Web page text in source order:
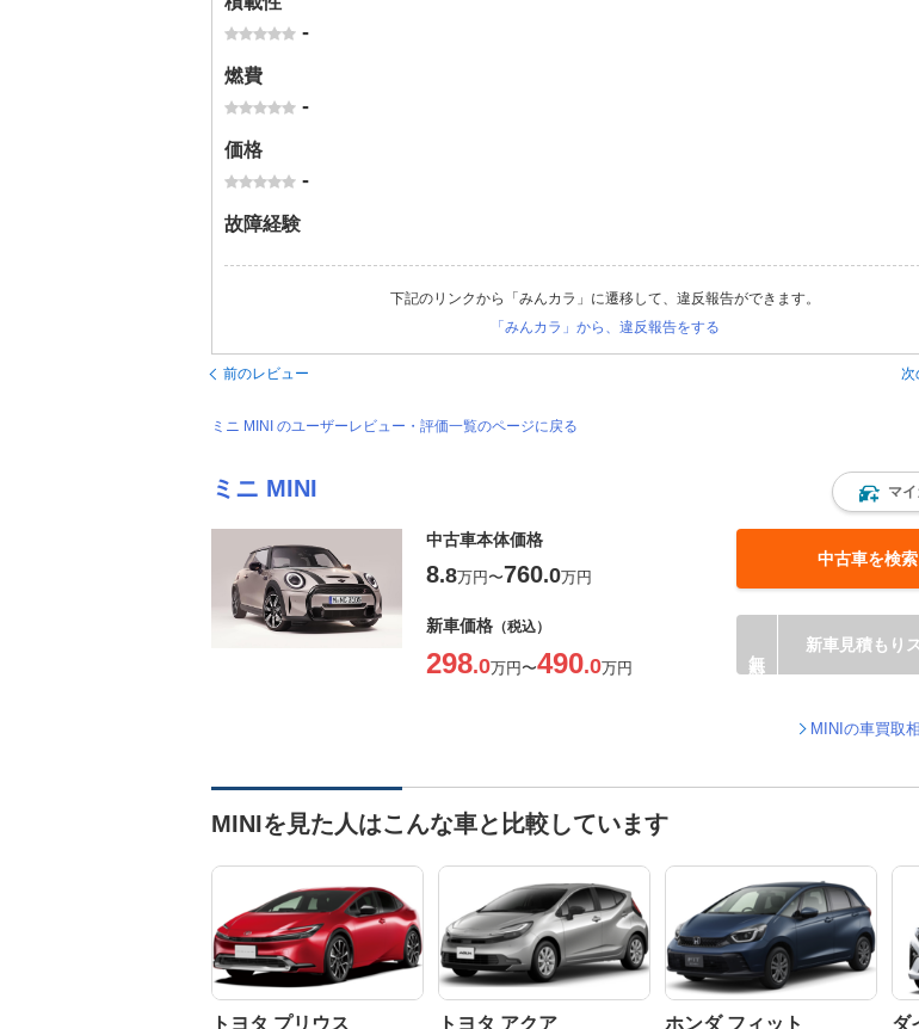
-
燃費
-
価格
-
故障経験
下記のリンクから「みんカラ」に遷移して、違反報告ができます。
「みんカラ」から、違反報告をする
前のレビュー 次
ミニ MINI のユーザーレビュー・評価一覧のページに戻る
ミニ MINI マ
中古車本体価格
8.8万円〜760.0万円
中古車を検索
新車価格 （税込）
298.0万円〜490.0万円
新車見積もり
MINIの車買取
MINIを見た人はこんな車と比較しています
トヨタ プリウス トヨタ アクア ホンダ フィット ダ